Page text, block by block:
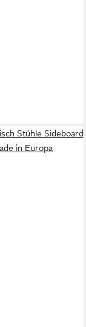
Stühle Sideboard
in Europa